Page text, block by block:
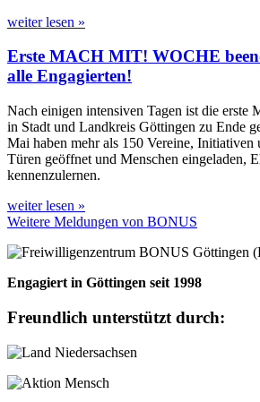
weiter lesen »
Erste MACH MIT! WOCHE
alle Engagierten!
Nach einigen intensiven Tagen ist die
in Stadt und Landkreis Göttingen zu Ende
Mai haben mehr als 150 Vereine, Initiativen
Türen geöffnet und Menschen eingeladen,
kennenzulernen.
weiter lesen »
Weitere Meldungen von BONUS
Engagiert in Göttingen seit 1998
Freundlich unterstützt durch: